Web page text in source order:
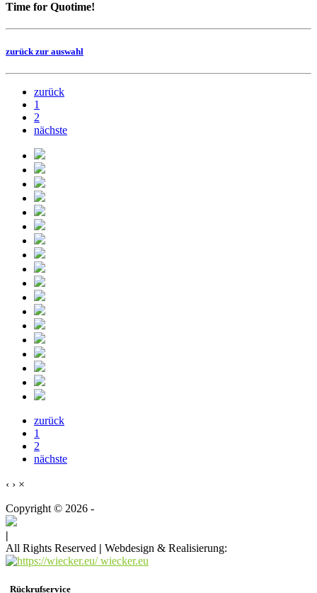
Time for Quotime!
zurück zur auswahl
zurück
1
2
nächste
zurück
1
2
nächste
‹ › ×
Copyright © 2026 -
|
All Rights Reserved | Webdesign & Realisierung:
wiecker.eu
Rückrufservice